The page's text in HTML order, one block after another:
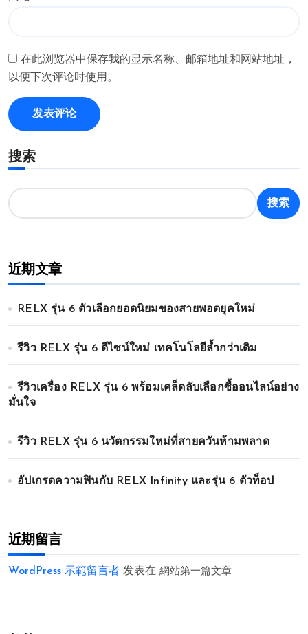
在此浏览器中保存我的显示名称、邮箱地址和网站地址，
以便下次评论时使用。
搜索
搜索
近期文章
RELX รุ่น 6 ตัวเลือกยอดนิยมของสายพอตยุคใหม่
รีวิว RELX รุ่น 6 ดีไซน์ใหม่ เทคโนโลยีล้ำกว่าเดิม
รีวิวเครื่อง RELX รุ่น 6 พร้อมเคล็ดลับเลือกซื้ออนไลน์อย่าง
มั่นใจ
รีวิว RELX รุ่น 6 นวัตกรรมใหม่ที่สายควันห้ามพลาด
อัปเกรดความฟินกับ RELX Infinity และรุ่น 6 ตัวท็อป
近期留言
WordPress 示範留言者 发表在 網站第一篇文章